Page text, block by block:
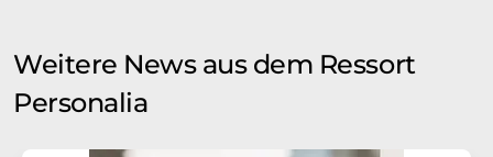
Weitere News aus dem Ressort
Personalia